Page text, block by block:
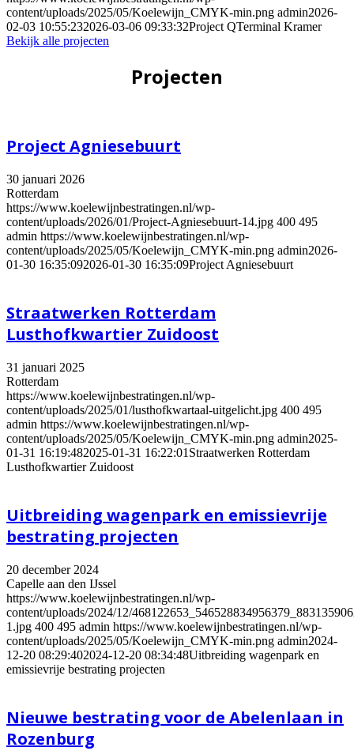
content/uploads/2025/05/Koelewijn_CMYK-min.png admin2026-
02-03 10:55:232026-03-06 09:33:32Project QTerminal Kramer
Bekijk alle projecten
Projecten
Project Agniesebuurt
30 januari 2026
Rotterdam
https://www.koelewijnbestratingen.nl/wp-
content/uploads/2026/01/Project-Agniesebuurt-14.jpg 400 495
admin https://www.koelewijnbestratingen.nl/wp-
content/uploads/2025/05/Koelewijn_CMYK-min.png admin2026-
01-30 16:35:092026-01-30 16:35:09Project Agniesebuurt
Straatwerken Rotterdam
Lusthofkwartier Zuidoost
31 januari 2025
Rotterdam
https://www.koelewijnbestratingen.nl/wp-
content/uploads/2025/01/lusthofkwartaal-uitgelicht.jpg 400 495
admin https://www.koelewijnbestratingen.nl/wp-
content/uploads/2025/05/Koelewijn_CMYK-min.png admin2025-
01-31 16:19:482025-01-31 16:22:01 Straatwerken Rotterdam
Lusthofkwartier Zuidoost
Uitbreiding wagenpark en emissievrije
bestrating projecten
20 december 2024
Capelle aan den IJssel
https://www.koelewijnbestratingen.nl/wp-
content/uploads/2024/12/
1.jpg 400 495 admin https://www.koelewijnbestratingen.nl/wp-
content/uploads/2025/05/Koelewijn_CMYK-min.png admin2024-
12-20 08:29:402024-12-20 08:34:48Uitbreiding wagenpark en
emissievrije bestrating projecten
Nieuwe bestrating voor de Abelenlaan in
Rozenburg